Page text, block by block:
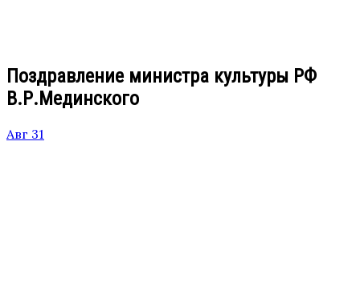
Поздравление министра культуры РФ
В.Р.Мединского
Авг 31